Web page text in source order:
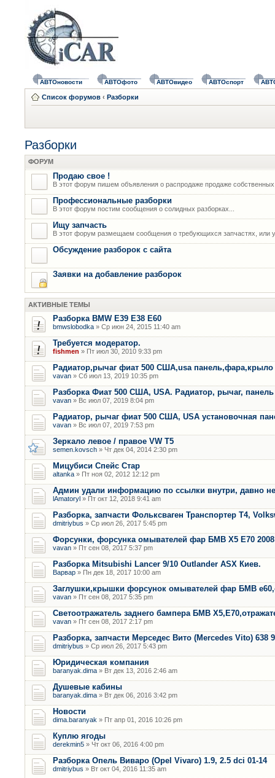
АВТОновости АВТОфото АВТОвидео АВТОспорт
Список форумов ‹ Разборки
Разборки
ФОРУМ
Продаю свое !
В этот форум пишем объявления о распродаже продаже
Профессиональные разборки
В этот форум постим сообщения о солидных разборках...
Ищу запчасть
В этот форум размещаем сообщения о требующихся запчастях, или
Обсуждение разборок с сайта
Заявки на добавление разборок
АКТИВНЫЕ ТЕМЫ
Разборка BMW E39 E38 E60
bmwslobodka » Ср июн 24, 2015 11:40 am
Требуется модератор.
fishmen » Пт июл 30, 2010 9:33 pm
Радиатор,рычаг фиат 500 США,usa панель,фара,крыло
vavan » Сб июл 13, 2019 10:35 pm
Разборка Фиат 500 США, USA. Радиатор, рычаг,
vavan » Вс июл 07, 2019 8:04 pm
Радиатор, рычаг фиат 500 США, USA установочная
vavan » Вс июл 07, 2019 7:53 pm
Зеркало левое / правое VW T5
semen.kovsch » Чт дек 04, 2014 2:30 pm
Мицубиси Спейс Стар
altanka » Пт ноя 02, 2012 12:12 pm
Админ удали информацию по ссылки внутри, давно не
lAmatoryl » Пт окт 12, 2018 9:41 am
Разборка, запчасти Фольксваген Транспортер Т4,
dmitriybus » Ср июл 26, 2017 5:45 pm
Форсунки, форсунка омывателей фар БМВ Х5 Е70 2008
vavan » Пт сен 08, 2017 5:37 pm
Разборка Mitsubishi Lancer 9/10 Outlander ASX Киев.
Варвар » Пн дек 18, 2017 10:00 am
Заглушки,крышки форсунок омывателей фар БМВ
vavan » Пт сен 08, 2017 5:35 pm
Светоотражатель заднего бампера БМВ
vavan » Пт сен 08, 2017 2:17 pm
Разборка, запчасти Мерседес Вито (Mercedes Vito) 638
dmitriybus » Ср июл 26, 2017 5:43 pm
Юридическая компания
baranyak.dima » Вт дек 13, 2016 2:46 am
Душевые кабины
baranyak.dima » Вт дек 06, 2016 3:42 pm
Новости
dima.baranyak » Пт апр 01, 2016 10:26 pm
Куплю ягоды
derekmin5 » Чт окт 06, 2016 4:00 pm
Разборка Опель Виваро (Opel Vivaro) 1.9, 2.5 dci 01-14
dmitriybus » Вт окт 04, 2016 11:35 am